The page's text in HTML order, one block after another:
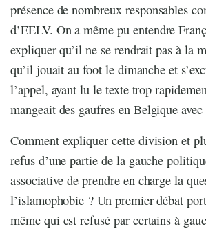
présence de nombreux responsables
d’EELV. On a même pu entendre
expliquer qu’il ne se rendrait pas à la
qu’il jouait au foot le dimanche et
l’appel, ayant lu le texte trop
mangeait des gaufres en Belgique
Comment expliquer cette division et
refus d’une partie de la gauche
associative de prendre en charge la
l’islamophobie ? Un premier débat
même qui est refusé par certains à